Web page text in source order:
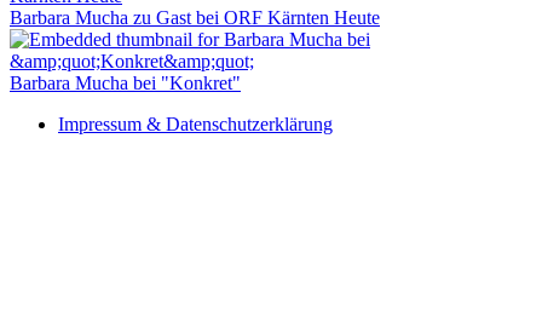
Barbara Mucha zu Gast bei ORF Kärnten Heute
Barbara Mucha bei "Konkret"
Impressum & Datenschutzerklärung